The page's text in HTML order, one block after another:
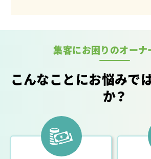
2026.01
美容カイロ×ドライヘッドスパ Michell【
様のサービスがスタートしました。
新宿イーストサイドたけうち内科様の
カルダモン様のサービスがスタートしま
2026.01
麻雀ナミ様のサービスがスタートしま
集客にお困りのオーナ
こんなことにお悩みで
か？